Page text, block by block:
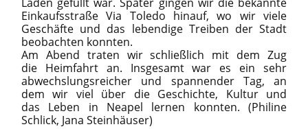
Einkaufsstraße Via Toledo hinauf, wo wir viele
Geschäfte und das lebendige Treiben der Stadt
beobachten konnten.
Am Abend traten wir schließlich mit dem Zug
die Heimfahrt an. Insgesamt war es ein sehr
abwechslungsreicher und spannender Tag, an
dem wir viel über die Geschichte, Kultur und
das Leben in Neapel lernen konnten. (Philine
Schlick, Jana Steinhäuser)